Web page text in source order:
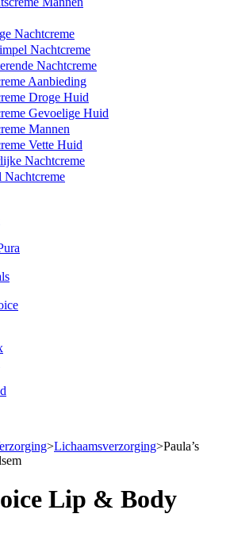
Nachtcreme
Nachtcreme
Nachtcreme
Aanbieding
Droge Huid
Gevoelige Huid
Mannen
Vette Huid
Nachtcreme
Nachtcreme
>Lichaamsverzorging>Paula’s
Lip & Body